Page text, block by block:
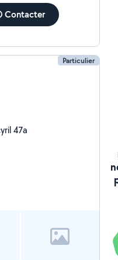
Contacter
Particulier
cyril 47a